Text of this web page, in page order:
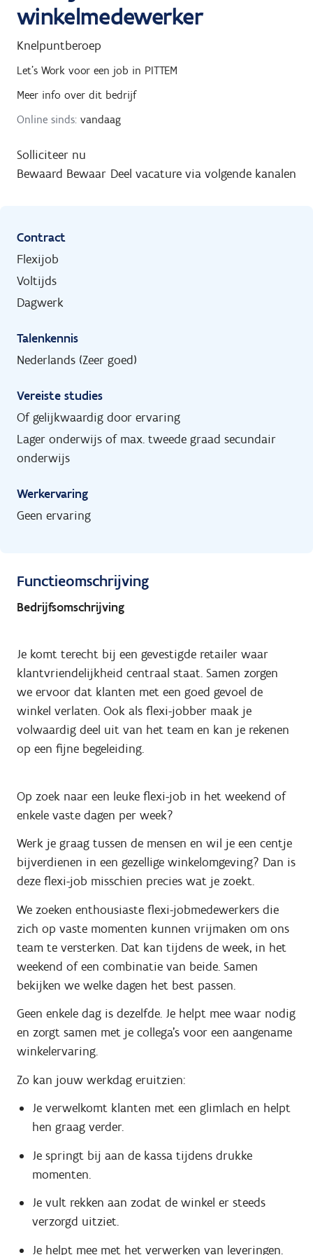
winkelmedewerker
Knelpuntberoep
Let's Work voor een job in PITTEM
Meer info over dit bedrijf
Online sinds: vandaag
Solliciteer nu
Bewaard Bewaar Deel vacature via volgende kanalen
Contract
Flexijob
Voltijds
Dagwerk
Talenkennis
Nederlands (Zeer goed)
Vereiste studies
Of gelijkwaardig door ervaring
Lager onderwijs of max. tweede graad secundair
onderwijs
Werkervaring
Geen ervaring
Functieomschrijving
Bedrijfsomschrijving
Je komt terecht bij een gevestigde retailer waar
klantvriendelijkheid centraal staat. Samen zorgen
we ervoor dat klanten met een goed gevoel de
winkel verlaten. Ook als flexi-jobber maak je
volwaardig deel uit van het team en kan je rekenen
op een fijne begeleiding.
Op zoek naar een leuke flexi-job in het weekend of
enkele vaste dagen per week?
Werk je graag tussen de mensen en wil je een centje
bijverdienen in een gezellige winkelomgeving? Dan is
deze flexi-job misschien precies wat je zoekt.
We zoeken enthousiaste flexi-jobmedewerkers die
zich op vaste momenten kunnen vrijmaken om ons
team te versterken. Dat kan tijdens de week, in het
weekend of een combinatie van beide. Samen
bekijken we welke dagen het best passen.
Geen enkele dag is dezelfde. Je helpt mee waar nodig
en zorgt samen met je collega's voor een aangename
winkelervaring.
Zo kan jouw werkdag eruitzien:
Je verwelkomt klanten met een glimlach en helpt
hen graag verder.
Je springt bij aan de kassa tijdens drukke
momenten.
Je vult rekken aan zodat de winkel er steeds
verzorgd uitziet.
Je helpt mee met het verwerken van leveringen.